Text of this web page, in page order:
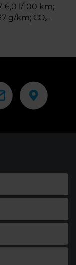
6,0 l/100 km;
g/km; CO₂-